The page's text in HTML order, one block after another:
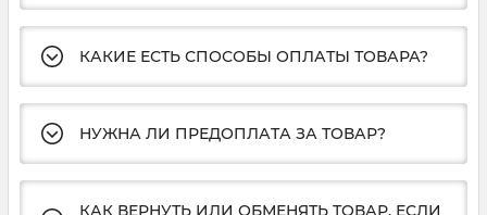
КАКИЕ ЕСТЬ СПОСОБЫ ОПЛАТЫ ТОВАРА?
НУЖНА ЛИ ПРЕДОПЛАТА ЗА ТОВАР?
КАК ВЕРНУТЬ ИЛИ ОБМЕНЯТЬ ТОВАР, ЕСЛИ